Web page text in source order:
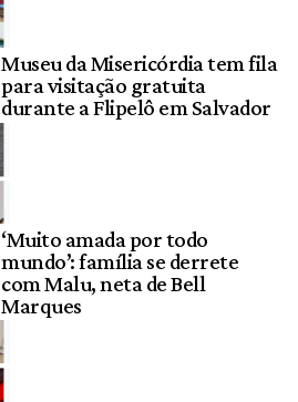
Museu da Misericórdia tem fila
para visitação gratuita
durante a Flipelô em Salvador
‘Muito amada por todo
mundo’: família se derrete
com Malu, neta de Bell
Marques